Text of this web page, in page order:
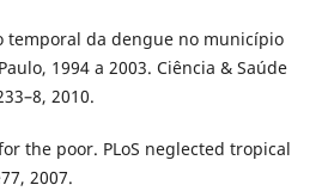
temporal da dengue no município
1994 a 2003. Ciência & Saúde
2010.
the poor. PLoS neglected tropical
2007.